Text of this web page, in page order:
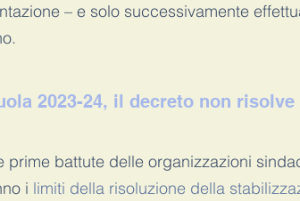
– e solo successivamente
2023-24, il decreto non
prime battute delle organizzazioni
i limiti della risoluzione della